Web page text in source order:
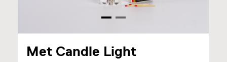
Met Candle Light